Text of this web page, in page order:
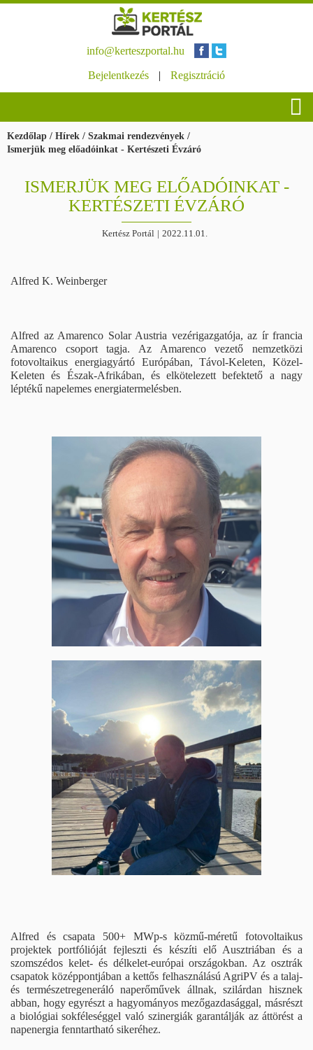
info@kerteszportal.hu
Bejelentkezés | Regisztráció
Kezdőlap / Hírek / Szakmai rendezvények /
Ismerjük meg előadóinkat - Kertészeti Évzáró
ISMERJÜK MEG ELŐADÓINKAT -
KERTÉSZETI ÉVZÁRÓ
Kertész Portál | 2022.11.01.
Alfred K. Weinberger
Alfred az Amarenco Solar Austria vezérigazgatója, az ír francia
Amarenco csoport tagja. Az Amarenco vezető nemzetközi
fotovoltaikus energiagyártó Európában, Távol-Keleten, Közel-
Keleten és Észak-Afrikában, és elkötelezett befektető a nagy
léptékű napelemes energiatermelésben.
Alfred és csapata 500+ MWp-s közmű-méretű fotovoltaikus
projektek portfólióját fejleszti és készíti elő Ausztriában és a
szomszédos kelet- és délkelet-európai országokban. Az osztrák
csapatok középpontjában a kettős felhasználású AgriPV és a talaj-
és természetregeneráló naperőművek állnak, szilárdan hisznek
abban, hogy egyrészt a hagyományos mezőgazdasággal, másrészt
a biológiai sokféleséggel való szinergiák garantálják az áttörést a
napenergia fenntartható sikeréhez.